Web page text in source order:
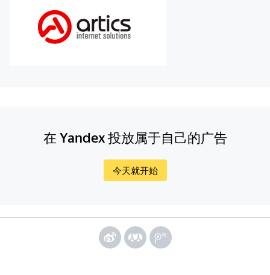
在 Yandex 投放属于自己的广告
今天就开始